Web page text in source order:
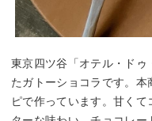
東京四ツ谷「オテル・ドゥ
たガトーショコラです。
ピで作っています。甘く